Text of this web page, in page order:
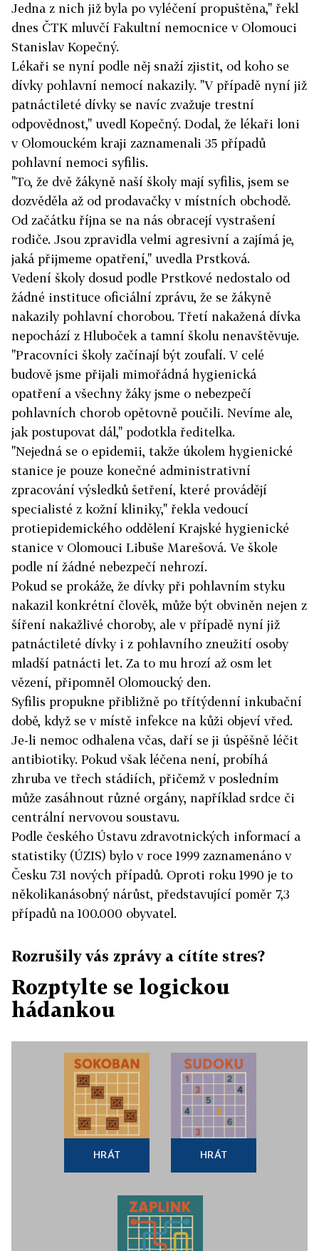
Jedna z nich již byla po vyléčení propuštěna," řekl
dnes ČTK mluvčí Fakultní nemocnice v Olomouci
Stanislav Kopečný.
Lékaři se nyní podle něj snaží zjistit, od koho se
dívky pohlavní nemocí nakazily. "V případě nyní již
patnáctileté dívky se navíc zvažuje trestní
odpovědnost," uvedl Kopečný. Dodal, že lékaři loni
v Olomouckém kraji zaznamenali 35 případů
pohlavní nemoci syfilis.
"To, že dvě žákyně naší školy mají syfilis, jsem se
dozvěděla až od prodavačky v místních obchodě.
Od začátku října se na nás obracejí vystrašení
rodiče. Jsou zpravidla velmi agresivní a zajímá je,
jaká přijmeme opatření," uvedla Prstková.
Vedení školy dosud podle Prstkové nedostalo od
žádné instituce oficiální zprávu, že se žákyně
nakazily pohlavní chorobou. Třetí nakažená dívka
nepochází z Hluboček a tamní školu nenavštěvuje.
"Pracovníci školy začínají být zoufalí. V celé
budově jsme přijali mimořádná hygienická
opatření a všechny žáky jsme o nebezpečí
pohlavních chorob opětovně poučili. Nevíme ale,
jak postupovat dál," podotkla ředitelka.
"Nejedná se o epidemii, takže úkolem hygienické
stanice je pouze konečné administrativní
zpracování výsledků šetření, které provádějí
specialisté z kožní kliniky," řekla vedoucí
protiepidemického oddělení Krajské hygienické
stanice v Olomouci Libuše Marešová. Ve škole
podle ní žádné nebezpečí nehrozí.
Pokud se prokáže, že dívky při pohlavním styku
nakazil konkrétní člověk, může být obviněn nejen z
šíření nakažlivé choroby, ale v případě nyní již
patnáctileté dívky i z pohlavního zneužití osoby
mladší patnácti let. Za to mu hrozí až osm let
vězení, připomněl Olomoucký den.
Syfilis propukne přibližně po třítýdenní inkubační
době, když se v místě infekce na kůži objeví vřed.
Je-li nemoc odhalena včas, daří se ji úspěšně léčit
antibiotiky. Pokud však léčena není, probíhá
zhruba ve třech stádiích, přičemž v posledním
může zasáhnout různé orgány, například srdce či
centrální nervovou soustavu.
Podle českého Ústavu zdravotnických informací a
statistiky (ÚZIS) bylo v roce 1999 zaznamenáno v
Česku 731 nových případů. Oproti roku 1990 je to
několikanásobný nárůst, představující poměr 7,3
případů na 100.000 obyvatel.
Rozrušily vás zprávy a cítíte stres?
Rozptylte se logickou
hádankou
HRÁT HRÁT